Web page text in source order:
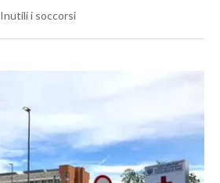
i soccorsi